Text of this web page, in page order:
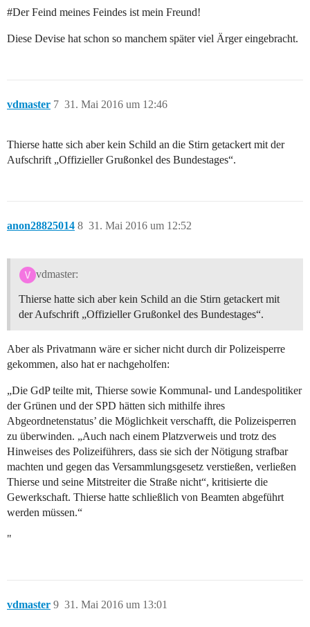
#DerFeind meines Feindes ist mein Freund!
Diese Devise hat schon so manchem später viel Ärger eingebracht.
vdmaster 31. Mai 2016 um 12:46
7
Thierse hatte sich aber kein Schild an die Stirn getackert mit der
Aufschrift „Offizieller Grußonkel des Bundestages“.
anon28825014 31. Mai 2016 um 12:52
8
vdmaster:
Thierse hatte sich aber kein Schild an die Stirn getackert mit
der Aufschrift „Offizieller Grußonkel des Bundestages“.
Aber als Privatmann wäre er sicher nicht durch dir Polizeisperre
gekommen, also hat er nachgeholfen:
„Die GdP teilte mit, Thierse sowie Kommunal- und Landespolitiker
der Grünen und der SPD hätten sich mithilfe ihres
Abgeordnetenstatus’ die Möglichkeit verschafft, die Polizeisperren
zu überwinden. „Auch nach einem Platzverweis und trotz des
Hinweises des Polizeiführers, dass sie sich der Nötigung strafbar
machten und gegen das Versammlungsgesetz verstießen, verließen
Thierse und seine Mitstreiter die Straße nicht“, kritisierte die
Gewerkschaft. Thierse hatte schließlich von Beamten abgeführt
werden müssen.“
"
vdmaster 31. Mai 2016 um 13:01
9